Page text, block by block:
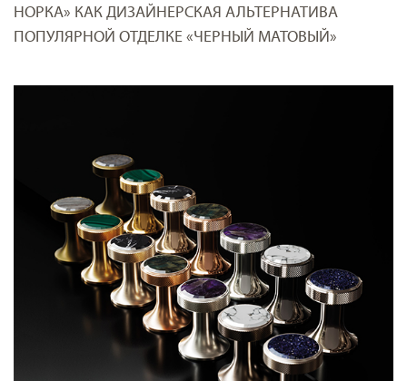
НОРКА» КАК ДИЗАЙНЕРСКАЯ АЛЬТЕРНАТИВА
ПОПУЛЯРНОЙ ОТДЕЛКЕ «ЧЕРНЫЙ МАТОВЫЙ»